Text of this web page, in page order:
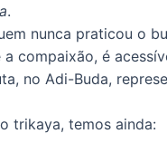
.
nunca praticou o
a compaixão, é
no Adi-Buda,
trikaya, temos ainda: